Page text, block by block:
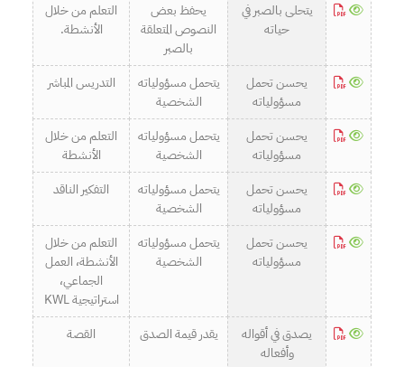
يتحلى بالصبر في
حياته
يحفظ بعض
النصوص المتعلقة
بالصبر
التعلم من خلال
الأنشطة.
يحسن تحمل
مسؤولياته
يتحمل مسؤولياته
الشخصية
التدريس المباشر
يحسن تحمل
مسؤولياته
يتحمل مسؤولياته
الشخصية
التعلم من خلال
الأنشطة
يحسن تحمل
مسؤولياته
يتحمل مسؤولياته
الشخصية
التفكير الناقد
يحسن تحمل
مسؤولياته
يتحمل مسؤولياته
الشخصية
التعلم من خلال
الأنشطة، العمل
الجماعي،
استراتيجية KWL
يصدق في أقواله
وأفعاله
يقدر قيمة الصدق القصة